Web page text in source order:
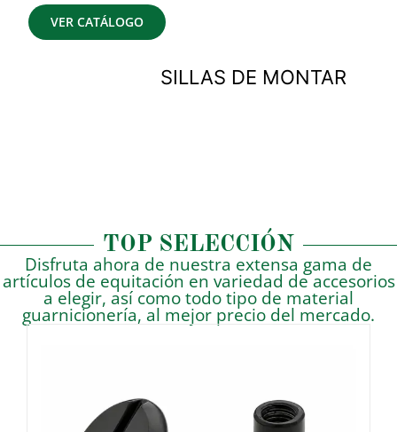
SILLAS DE MONTAR
VER CATÁLOGO
TOP SELECCIÓN
Disfruta ahora de nuestra extensa gama de
artículos de equitación en variedad de accesorios
a elegir, así como todo tipo de material
guarnicionería, al mejor precio del mercado.